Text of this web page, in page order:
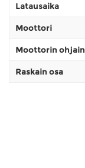
Latausaika
Moottori
Moottorin ohjain
Raskain osa